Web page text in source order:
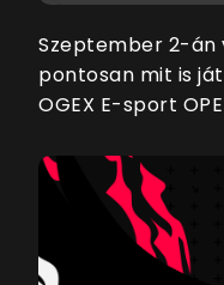
Szeptember 2-án
pontosan mit is
OGEX E-sport